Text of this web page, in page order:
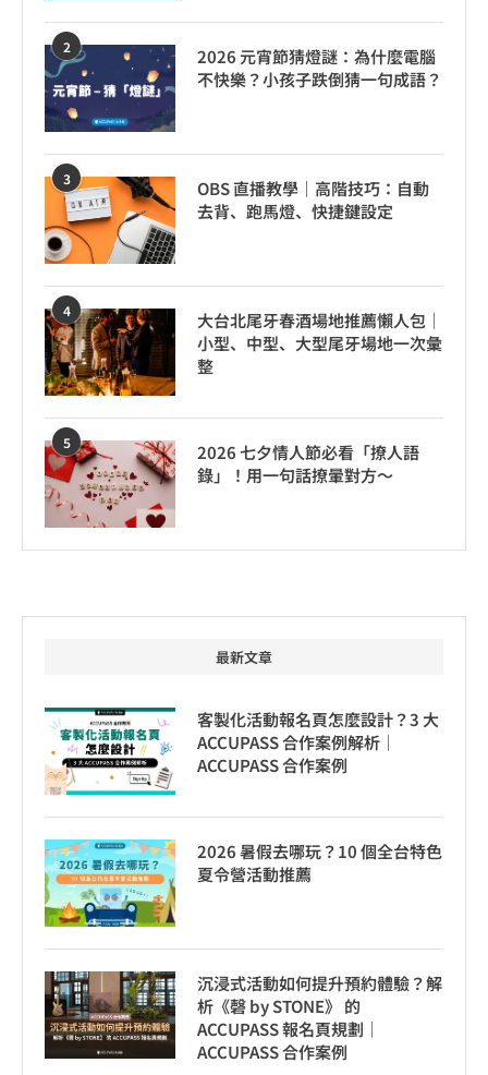
2
2026 元宵節猜燈謎：為什麼電腦
不快樂？小孩子跌倒猜一句成語？
3
OBS 直播教學｜高階技巧：自動
去背、跑馬燈、快捷鍵設定
4
大台北尾牙春酒場地推薦懶人包｜
小型、中型、大型尾牙場地一次彙
整
5
2026 七夕情人節必看「撩人語
錄」！用一句話撩暈對方～
最新文章
客製化活動報名頁怎麼設計？3 大
ACCUPASS 合作案例解析｜
ACCUPASS 合作案例
2026 暑假去哪玩？10 個全台特色
夏令營活動推薦
沉浸式活動如何提升預約體驗？解
析《磬 by STONE》 的
ACCUPASS 報名頁規劃｜
ACCUPASS 合作案例